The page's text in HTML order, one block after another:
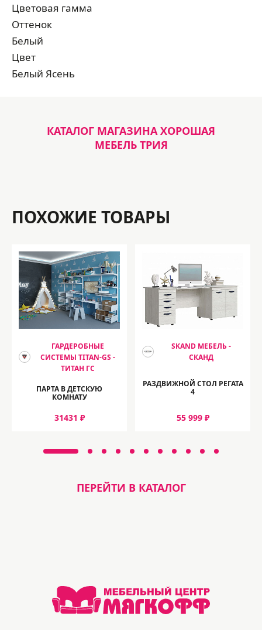
Цветовая гамма
Оттенок
Белый
Цвет
Белый Ясень
КАТАЛОГ МАГАЗИНА ХОРОШАЯ
МЕБЕЛЬ ТРИЯ
ПОХОЖИЕ ТОВАРЫ
ГАРДЕРОБНЫЕ
СИСТЕМЫ TITAN-GS -
ТИТАН ГС
ПАРТА В ДЕТСКУЮ
КОМНАТУ
31431 ₽
SKAND МЕБЕЛЬ -
СКАНД
РАЗДВИЖНОЙ СТОЛ РЕГАТА
4
55 999 ₽
ПЕРЕЙТИ В КАТАЛОГ